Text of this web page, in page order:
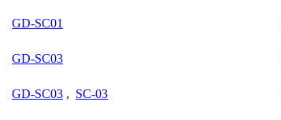
GD-SC01
GD-SC03
GD-SC03 , SC-03